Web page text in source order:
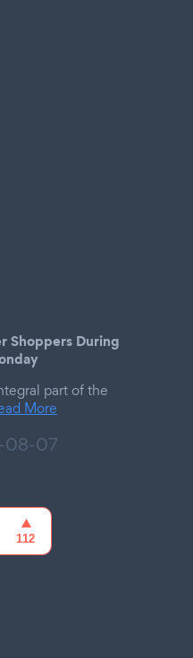
Shoppers During
part of the
More
08-07